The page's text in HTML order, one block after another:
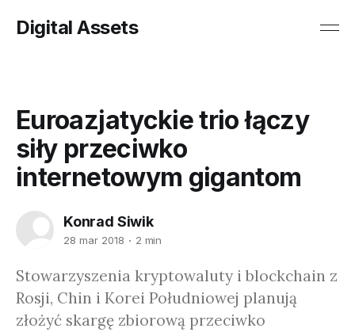
Digital Assets
Euroazjatyckie trio łączy
siły przeciwko
internetowym gigantom
Konrad Siwik
28 mar 2018 2 min
Stowarzyszenia kryptowaluty i blockchain z
Rosji, Chin i Korei Południowej planują
złożyć skargę zbiorową przeciwko